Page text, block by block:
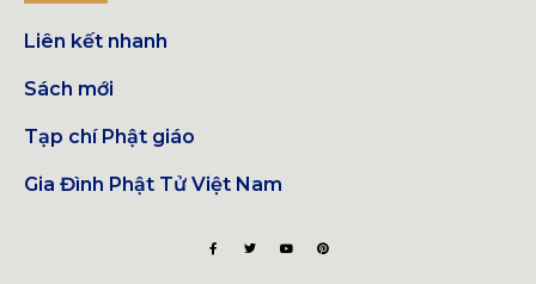
Liên kết nhanh
Sách mới
Tạp chí Phật giáo
Gia Đình Phật Tử Việt Nam